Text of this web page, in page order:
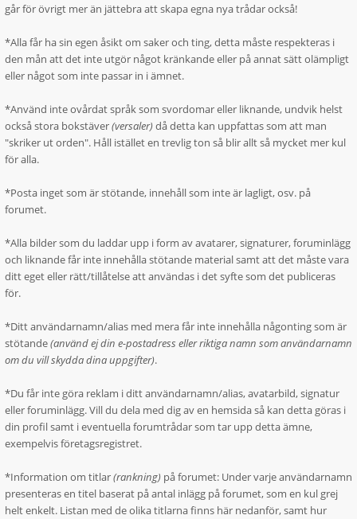
går för övrigt mer än jättebra att skapa egna nya trådar också!
*Alla får ha sin egen åsikt om saker och ting, detta måste respekteras i
den mån att det inte utgör något kränkande eller på annat sätt olämpligt
eller något som inte passar in i ämnet.
*Använd inte ovårdat språk som svordomar eller liknande, undvik helst
också stora bokstäver(versaler) då detta kan uppfattas som att man
"skriker ut orden". Håll istället en trevlig ton så blir allt så mycket mer kul
för alla.
*Posta inget som är stötande, innehåll som inte är lagligt, osv. på
forumet.
*Alla bilder som du laddar upp i form av avatarer, signaturer, foruminlägg
och liknande får inte innehålla stötande material samt att det måste vara
ditt eget eller rätt/tillåtelse att användas i det syfte som det publiceras
för.
*Ditt användarnamn/alias med mera får inte innehålla någonting som är
stötande(använd ej din e-postadress eller riktiga namn som användarnamn
om du vill skydda dina uppgifter).
*Du får inte göra reklam i ditt användarnamn/alias, avatarbild, signatur
eller foruminlägg. Vill du dela med dig av en hemsida så kan detta göras i
din profil samt i eventuella forumtrådar som tar upp detta ämne,
exempelvis företagsregistret.
*Information om titlar(rankning) på forumet: Under varje användarnamn
presenteras en titel baserat på antal inlägg på forumet, som en kul grej
helt enkelt. Listan med de olika titlarna finns här nedanför, samt hur